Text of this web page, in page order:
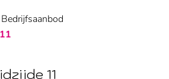
Bedrijfsaanbod
11